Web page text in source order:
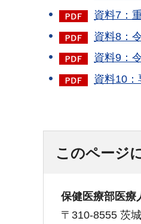
資料7：
資料8：
資料9：
資料10
このページ
保健医療部医療
〒310-8555 茨